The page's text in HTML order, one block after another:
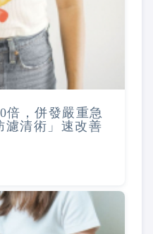
倍，併發嚴重急
清術」速改善